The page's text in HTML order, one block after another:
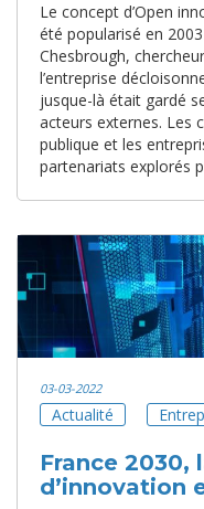
Le concept d’Open
été popularisé en
Chesbrough,
l’entreprise
jusque-là était gardé
acteurs externes. Les
publique et les
partenariats explorés
03-03-2022
Actualité
France 2030,
d’innovation